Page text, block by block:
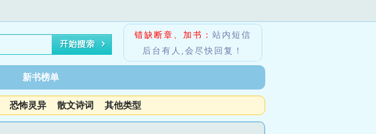
错缺断章、加书： 站内短信
后台有人,会尽快回复！
新书榜单
恐怖灵异 散文诗词 其他类型